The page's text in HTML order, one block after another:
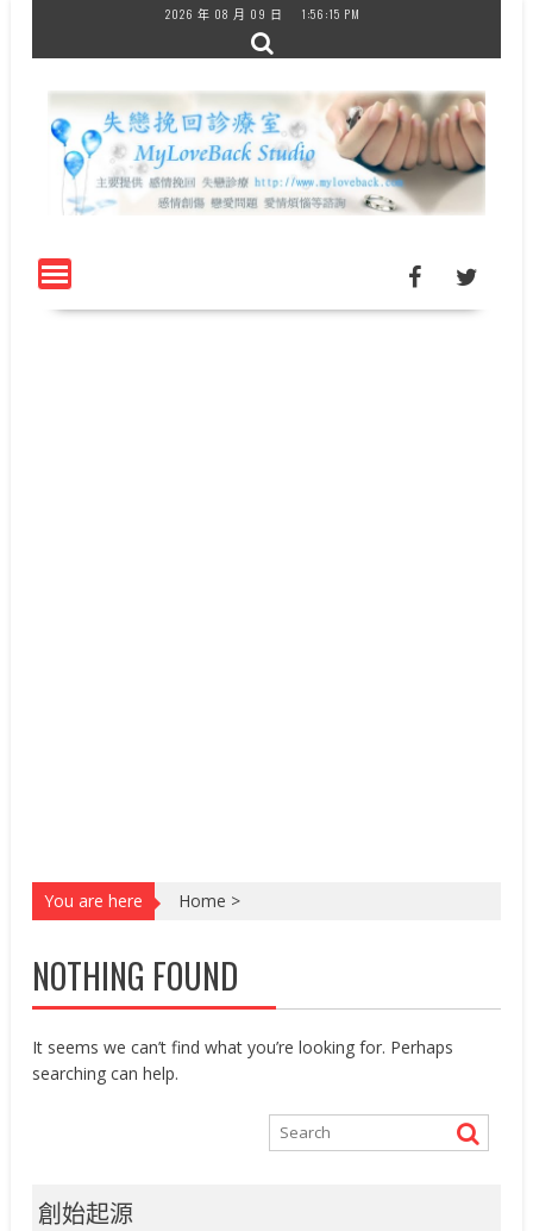
content
2026 年 08 月 09 日 1:56:15 PM
You are here Home >
NOTHING FOUND
It seems we can’t find what you’re looking for. Perhaps
searching can help.
創始起源